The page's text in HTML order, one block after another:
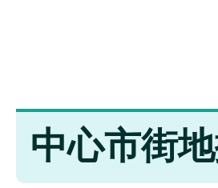
中心市街